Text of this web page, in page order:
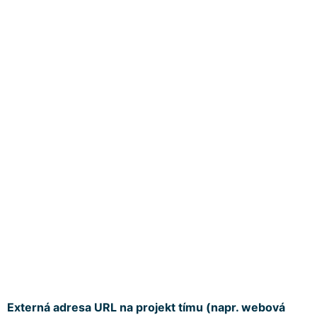
Externá adresa URL na projekt tímu (napr. webová